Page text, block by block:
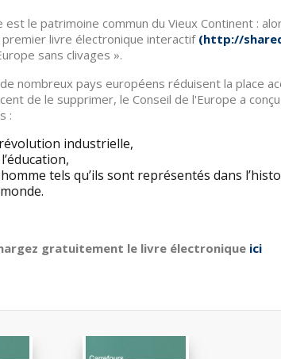
est le patrimoine commun du Vieux Continent :
premier livre électronique interactif(http://
sans clivages ».
nombreux pays européens réduisent la place
de le supprimer, le Conseil de l'Europe a
:
industrielle,
tels qu’ils sont représentés dans
gratuitement le livre électronique ici